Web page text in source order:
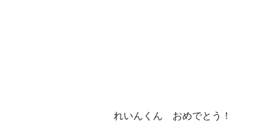
れいんくん おめでとう！